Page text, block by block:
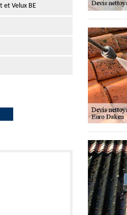
et Velux BE